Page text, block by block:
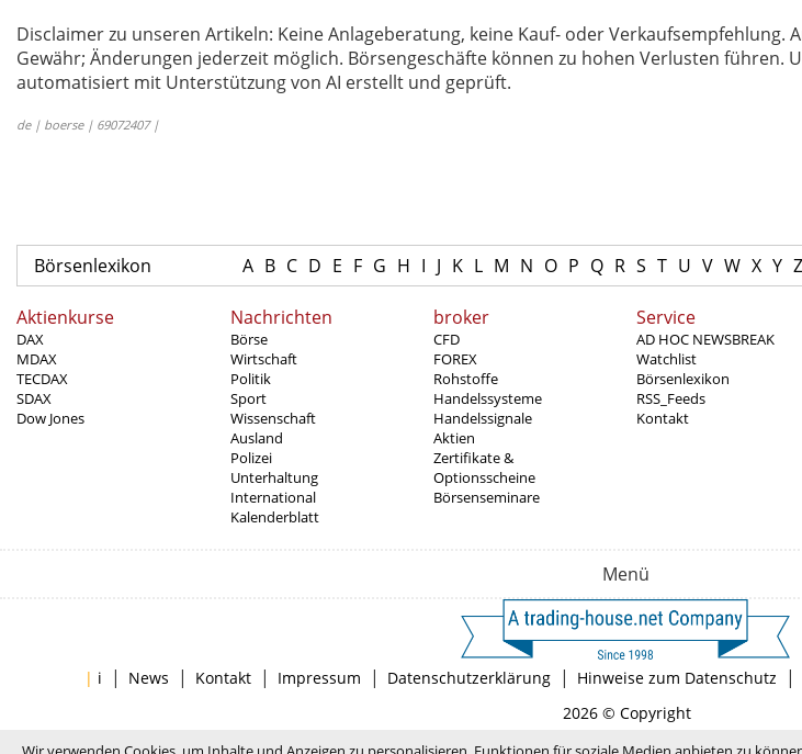
Disclaimer zu unseren Artikeln: Keine Anlageberatung, keine Kauf- oder
Gewähr; Änderungen jederzeit möglich. Börsengeschäfte können zu hohen Verlusten führen.
automatisiert mit Unterstützung von AI erstellt und geprüft.
de | boerse | 69072407 |
Börsenlexikon A B C D E F G H I J K L M N O P Q R S T U V W X Y Z
Aktienkurse
DAX
MDAX
TECDAX
SDAX
Dow Jones
Nachrichten
Börse
Wirtschaft
Politik
Sport
Wissenschaft
Ausland
Polizei
Unterhaltung
International
Kalenderblatt
broker
CFD
FOREX
Rohstoffe
Handelssysteme
Handelssignale
Aktien
Zertifikate &
Optionsscheine
Börsenseminare
Service
AD HOC NEWSBREAK
Watchlist
Börsenlexikon
RSS_Feeds
Kontakt
Menü
| i | News | Kontakt | Impressum | Datenschutzerklärung | Hinweise zum Datenschutz |
2026 © Copyright